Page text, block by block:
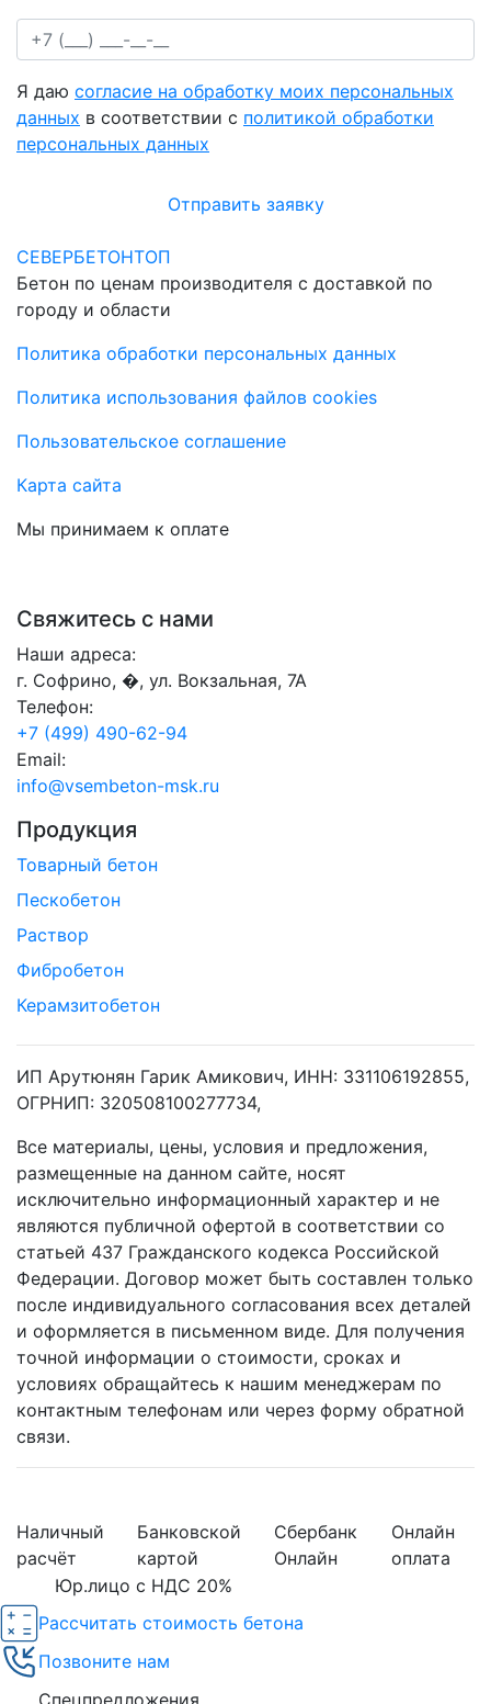
Я даю согласие на обработку моих персональных
данных в соответствии с политикой обработки
персональных данных
Отправить заявку
СЕВЕРБЕТОНТОП
Бетон по ценам производителя с доставкой по
городу и области
Политика обработки персональных данных
Политика использования файлов cookies
Пользовательское соглашение
Карта сайта
Мы принимаем к оплате
Свяжитесь с нами
Наши адреса:
г. Софрино, �, ул. Вокзальная, 7А
Телефон:
+7 (499) 490-62-94
Email:
info@vsembeton-msk.ru
Продукция
Товарный бетон
Пескобетон
Раствор
Фибробетон
Керамзитобетон
ИП Арутюнян Гарик Амикович, ИНН: 331106192855,
ОГРНИП: 320508100277734,
Все материалы, цены, условия и предложения,
размещенные на данном сайте, носят
исключительно информационный характер и не
являются публичной офертой в соответствии со
статьей 437 Гражданского кодекса Российской
Федерации. Договор может быть составлен только
после индивидуального согласования всех деталей
и оформляется в письменном виде. Для получения
точной информации о стоимости, сроках и
условиях обращайтесь к нашим менеджерам по
контактным телефонам или через форму обратной
связи.
Наличный
расчёт
Банковской
картой
Сбербанк
Онлайн
Онлайн
оплата
Юр.лицо с НДС 20%
Рассчитать стоимость бетона
Позвоните нам